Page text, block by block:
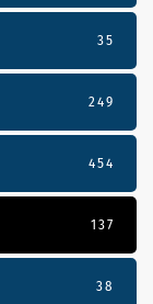
35
249
454
137
38